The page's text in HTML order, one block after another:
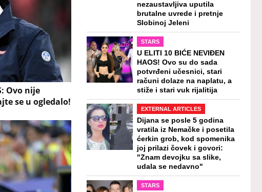
Ovo nije
se u ogledalo!
nezaustavljiva uputila
brutalne uvrede i pretnje
Slobinoj Jeleni
STARS
U ELITI 10 BIĆE NEVIĐEN
HAOS! Ovo su do sada
potvrđeni učesnici, stari
računi dolaze na naplatu, a
stiže i stari vuk rijalitija
EXTERNAL ARTICLES
Dijana se posle 5 godina
vratila iz Nemačke i posetila
ćerkin grob, kod spomenika
joj prilazi čovek i govori:
"Znam devojku sa slike,
udala se nedavno"
STARS